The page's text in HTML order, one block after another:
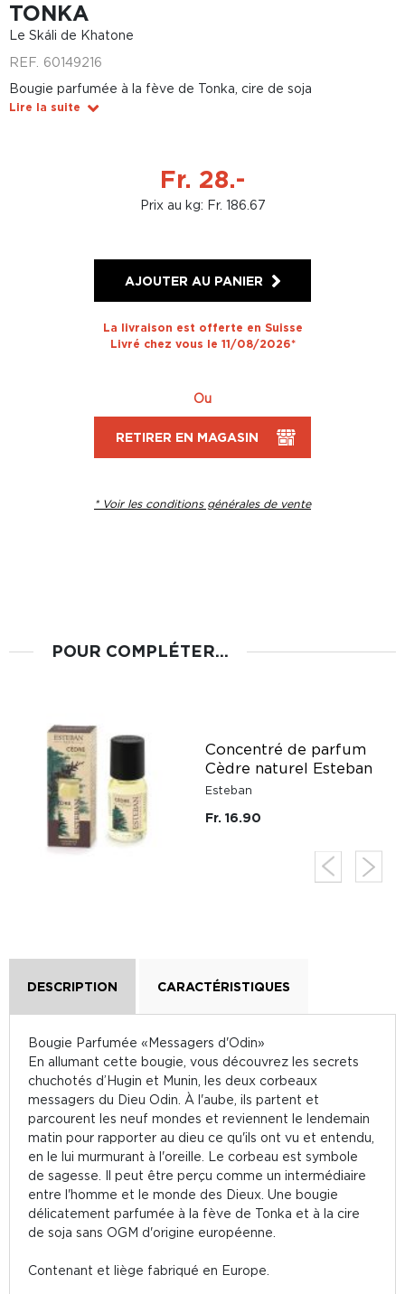
TONKA
Le Skáli de Khatone
REF. 60149216
Bougie parfumée à la fève de Tonka, cire de soja
Lire la suite
Fr. 28.-
Prix au kg: Fr. 186.67
AJOUTER AU PANIER
La livraison est offerte en Suisse
Livré chez vous le 11/08/2026*
Ou
RETIRER EN MAGASIN
* Voir les conditions générales de vente
POUR COMPLÉTER...
Concentré de parfum
Cèdre naturel Esteban
Esteban
Fr. 16.90
DESCRIPTION CARACTÉRISTIQUES
Bougie Parfumée «Messagers d'Odin»
En allumant cette bougie, vous découvrez les secrets
chuchotés d’Hugin et Munin, les deux corbeaux
messagers du Dieu Odin. À l'aube, ils partent et
parcourent les neuf mondes et reviennent le lendemain
matin pour rapporter au dieu ce qu'ils ont vu et entendu,
en le lui murmurant à l'oreille. Le corbeau est symbole
de sagesse. Il peut être perçu comme un intermédiaire
entre l'homme et le monde des Dieux. Une bougie
délicatement parfumée à la fève de Tonka et à la cire
de soja sans OGM d'origine européenne.
Contenant et liège fabriqué en Europe.